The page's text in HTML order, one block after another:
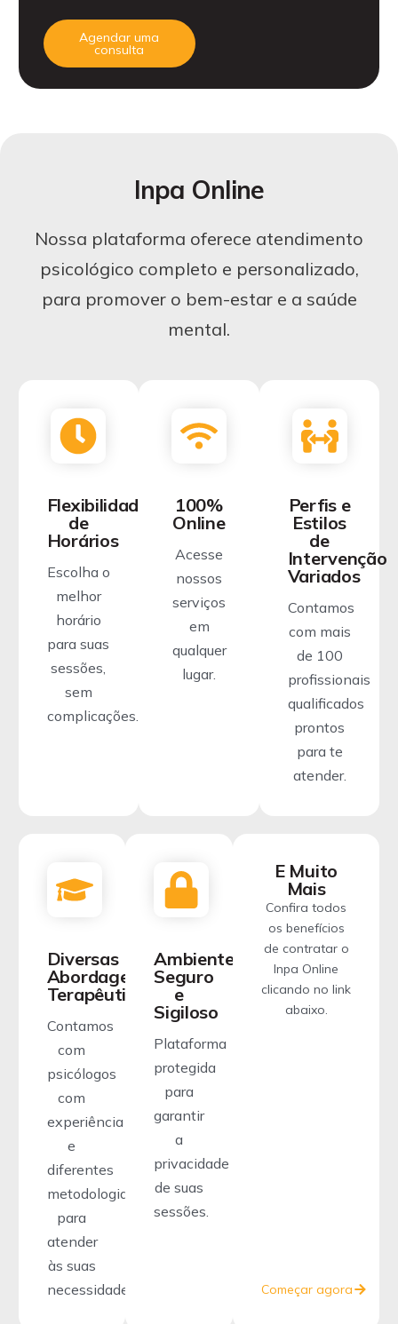
Agendar uma
consulta
Inpa Online
Nossa plataforma oferece atendimento
psicológico completo e personalizado,
para promover o bem-estar e a saúde
mental.
Flexibilidade
de
Horários
Escolha o
melhor
horário
para suas
sessões,
sem
complicações.
100%
Online
Acesse
nossos
serviços
em
qualquer
lugar.
Perfis e
Estilos
de
Intervenção
Variados
Contamos
com mais
de 100
profissionais
qualificados
prontos
para te
atender.
Diversas
Abordagens
Terapêuticas
Contamos
com
psicólogos
com
experiência
e
diferentes
metodologias
para
atender
às suas
necessidades.
Ambiente
Seguro
e
Sigiloso
Plataforma
protegida
para
garantir
a
privacidade
de suas
sessões.
E Muito
Mais
Confira todos
os benefícios
de contratar o
Inpa Online
clicando no link
abaixo.
Começar agora